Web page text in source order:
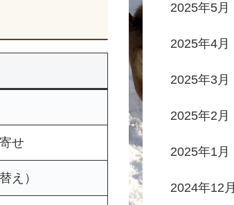
せ
え）
2025年5月
2025年4月
2025年3月
2025年2月
2025年1月
2024年12月